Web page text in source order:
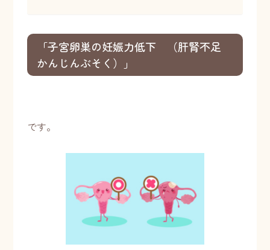
「子宮卵巣の妊娠力低下 （肝腎不足
かんじんぶそく）」
です。